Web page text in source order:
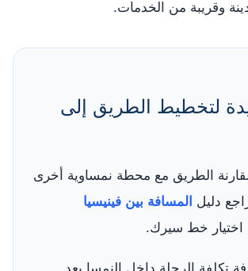
وقريبة من الخدمات.
لتخطيط الطريق إلى
الطريق مع محطة نمساوية أخرى
دليل المسافة بين فينيسيا
اختيار خط سيرك.